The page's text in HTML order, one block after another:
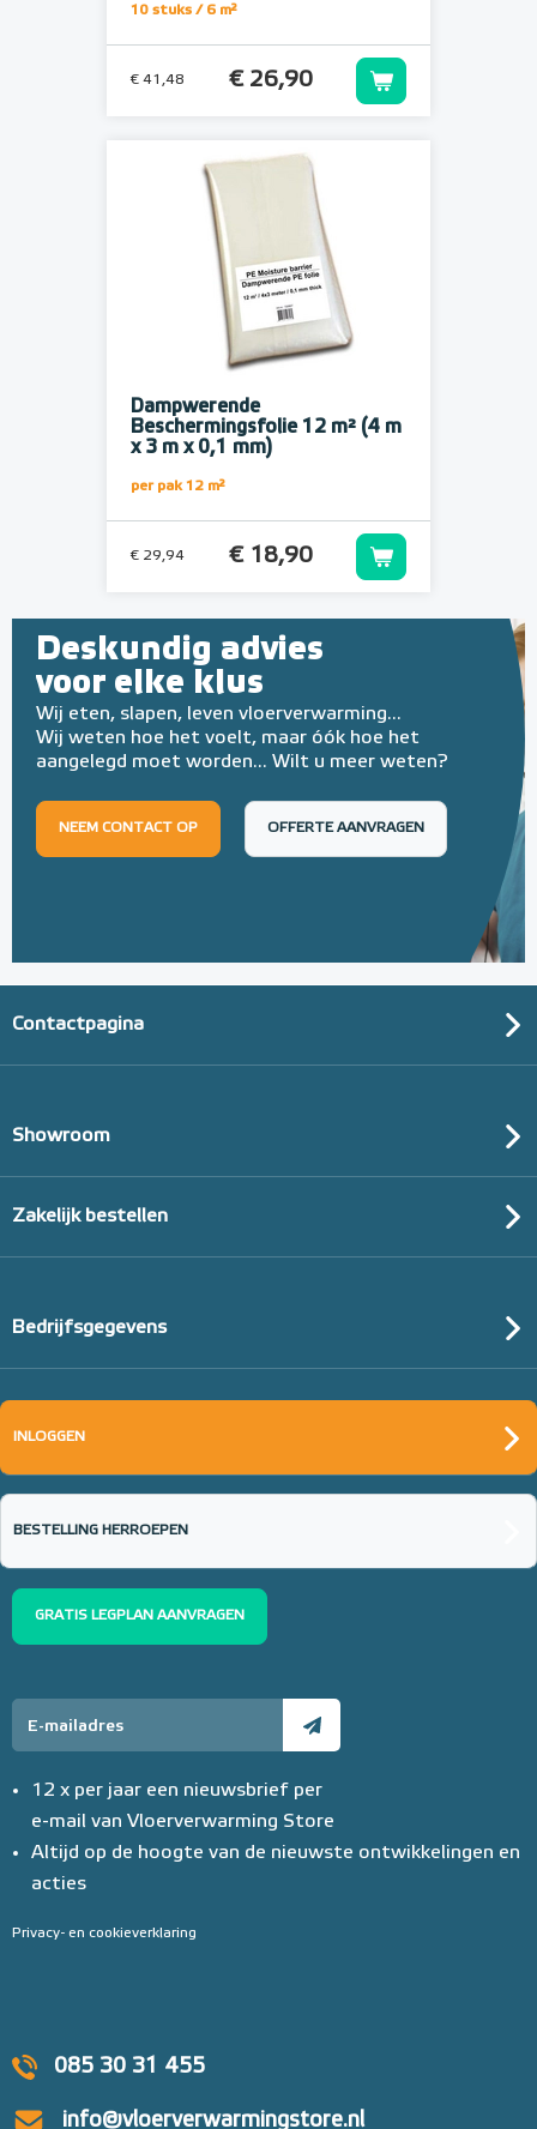
10 stuks / 6 m²
€ 41,48 € 26,90
Dampwerende
Beschermingsfolie 12 m² (4 m
x 3 m x 0,1 mm)
per pak 12 m²
€ 29,94 € 18,90
Deskundig advies
voor elke klus
Wij eten, slapen, leven vloerverwarming...
Wij weten hoe het voelt, maar óók hoe het
aangelegd moet worden... Wilt u meer weten?
NEEM CONTACT OP OFFERTE AANVRAGEN
085 30 31 455
info@vloerverwarmingstore.nl
Contactpagina
Showroom
Zakelijk bestellen
Bedrijfsgegevens
INLOGGEN
BESTELLING HERROEPEN
GRATIS LEGPLAN AANVRAGEN
12 x per jaar een nieuwsbrief per
e-mail van Vloerverwarming Store
Altijd op de hoogte van de nieuwste ontwikkelingen en
acties
Privacy- en cookieverklaring